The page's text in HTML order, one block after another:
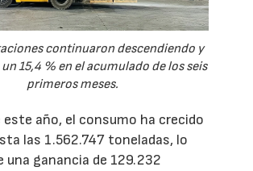
continuaron descendiendo y
15,4 % en el acumulado de los seis
primeros meses.
este año, el consumo ha crecido
las 1.562.747 toneladas, lo
una ganancia de 129.232